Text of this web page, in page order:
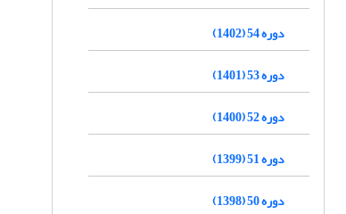
دوره 54 (1402)
دوره 53 (1401)
دوره 52 (1400)
دوره 51 (1399)
دوره 50 (1398)